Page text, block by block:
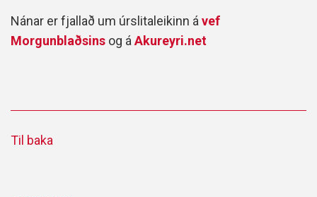
Nánar er fjallað um úrslitaleikinn ávef
Morgunblaðsins og áAkureyri.net
Til baka